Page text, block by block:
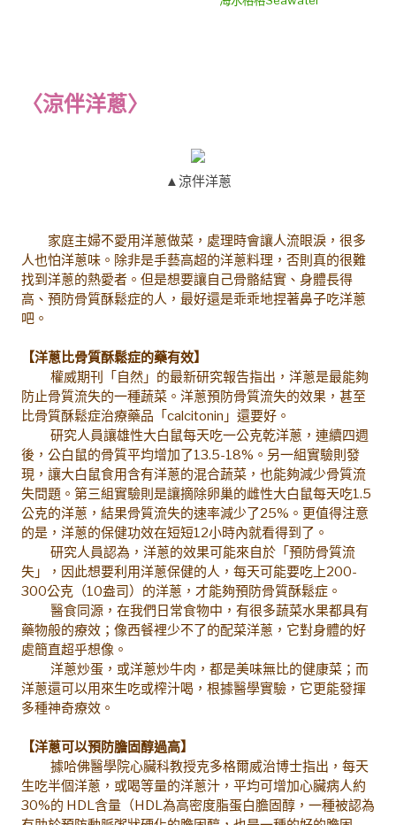
〈涼伴洋蔥〉
▲涼伴洋蔥
家庭主婦不愛用洋蔥做菜，處理時會讓人流眼淚，很多
人也怕洋蔥味。除非是手藝高超的洋蔥料理，否則真的很難
找到洋蔥的熱愛者。但是想要讓自己骨骼結實、身體長得
高、預防骨質酥鬆症的人，最好還是乖乖地捏著鼻子吃洋蔥
吧。
【洋蔥比骨質酥鬆症的藥有效】
權威期刊「自然」的最新研究報告指出，洋蔥是最能夠
防止骨質流失的一種蔬菜。洋蔥預防骨質流失的效果，甚至
比骨質酥鬆症治療藥品「calcitonin」還要好。
研究人員讓雄性大白鼠每天吃一公克乾洋蔥，連續四週
後，公白鼠的骨質平均增加了13.5-18%。另一組實驗則發
現，讓大白鼠食用含有洋蔥的混合蔬菜，也能夠減少骨質流
失問題。第三組實驗則是讓摘除卵巢的雌性大白鼠每天吃1.5
公克的洋蔥，結果骨質流失的速率減少了25%。更值得注意
的是，洋蔥的保健功效在短短12小時內就看得到了。
研究人員認為，洋蔥的效果可能來自於「預防骨質流
失」，因此想要利用洋蔥保健的人，每天可能要吃上200-
300公克（10盎司）的洋蔥，才能夠預防骨質酥鬆症。
醫食同源，在我們日常食物中，有很多蔬菜水果都具有
藥物般的療效；像西餐裡少不了的配菜洋蔥，它對身體的好
處簡直超乎想像。
洋蔥炒蛋，或洋蔥炒牛肉，都是美味無比的健康菜；而
洋蔥還可以用來生吃或榨汁喝，根據醫學實驗，它更能發揮
多種神奇療效。
【洋蔥可以預防膽固醇過高】
據哈佛醫學院心臟科教授克多格爾威治博士指出，每天
生吃半個洋蔥，或喝等量的洋蔥汁，平均可增加心臟病人約
30%的 HDL含量（HDL為高密度脂蛋白膽固醇，一種被認為